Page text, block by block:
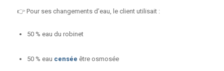
👉 Pour ses changements d’eau, le client utilisait :
50 % eau du robinet
50 % eau censée être osmosée